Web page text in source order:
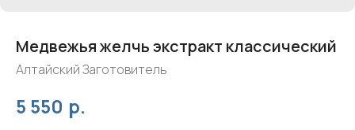
Медвежья желчь экстракт классический
Алтайский Заготовитель
5 550 р.